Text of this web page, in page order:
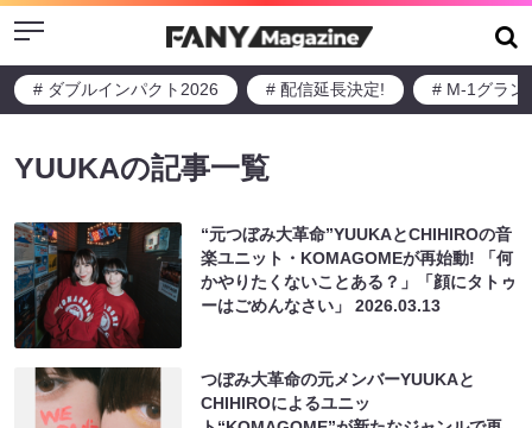
Menu
# ダブルインパクト2026 # 配信延長決定! # M-1グラン
YUUKAの記事一覧
“元つぼみ大革命”YUUKAとCHIHIROの音
楽ユニット・KOMAGOMEが再始動! 「何
かやりたくないことある？」「顔にタトゥ
ーはごめんなさい」2026.03.13
つぼみ大革命の元メンバーYUUKAと
CHIHIROによるユニッ